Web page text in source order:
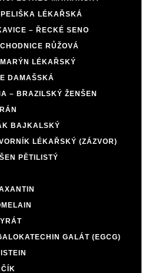
LÉKAŘSKÁ
– ŘECKÉ SENO
RŮŽOVÁ
LÉKAŘSKÝ
DAMAŠSKÁ
– BRAZILSKÝ ŽENŠEN
BAJKALSKÝ
LÉKAŘSKÝ (ZÁZVOR)
PĚTILISTÝ
GALÁT (EGCG)